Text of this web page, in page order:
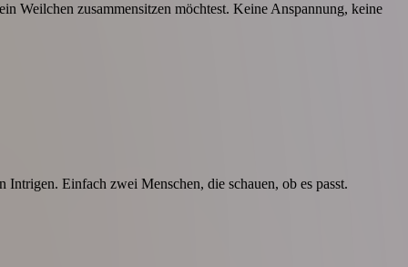
Weilchen zusammensitzen möchtest. Keine Anspannung, keine
Einfach zwei Menschen, die schauen, ob es passt.